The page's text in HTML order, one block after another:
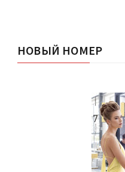
НОВЫЙ НОМЕР